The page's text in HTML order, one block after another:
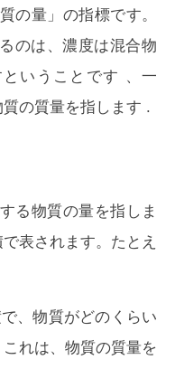
の量」の指標です。
のは、濃度は混合物
ということです 、一
の質量を指します .
る物質の量を指しま
表されます。たとえ
、物質がどのくらい
れは、物質の質量を